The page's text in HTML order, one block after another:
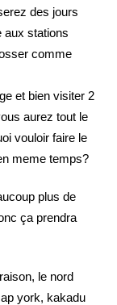
des jours
aux stations
comme
et bien visiter 2
aurez tout le
vouloir faire le
meme temps?
plus de
ça prendra
le nord
york, kakadu